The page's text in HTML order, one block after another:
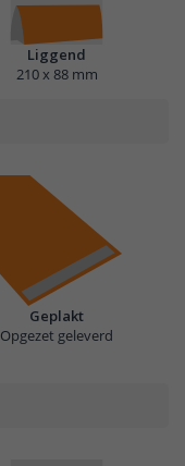
Liggend
210 x 88 mm
Geplakt
Opgezet geleverd